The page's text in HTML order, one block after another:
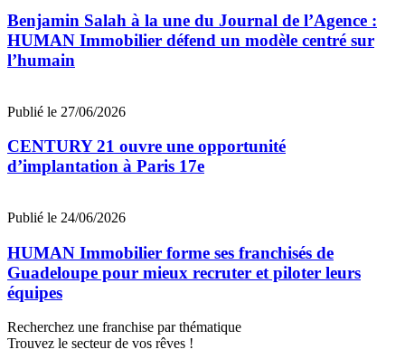
Benjamin Salah à la une du Journal de l’Agence :
HUMAN Immobilier défend un modèle centré sur
l’humain
Publié le 27/06/2026
CENTURY 21 ouvre une opportunité
d’implantation à Paris 17e
Publié le 24/06/2026
HUMAN Immobilier forme ses franchisés de
Guadeloupe pour mieux recruter et piloter leurs
équipes
Recherchez une franchise par thématique
Trouvez le secteur de vos rêves !